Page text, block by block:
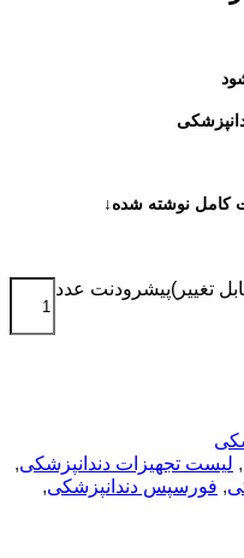
کامل نوشته شده↓
, لیست تجهیزات دندانپزشکی,
, فورسپس دندانپزشکی,